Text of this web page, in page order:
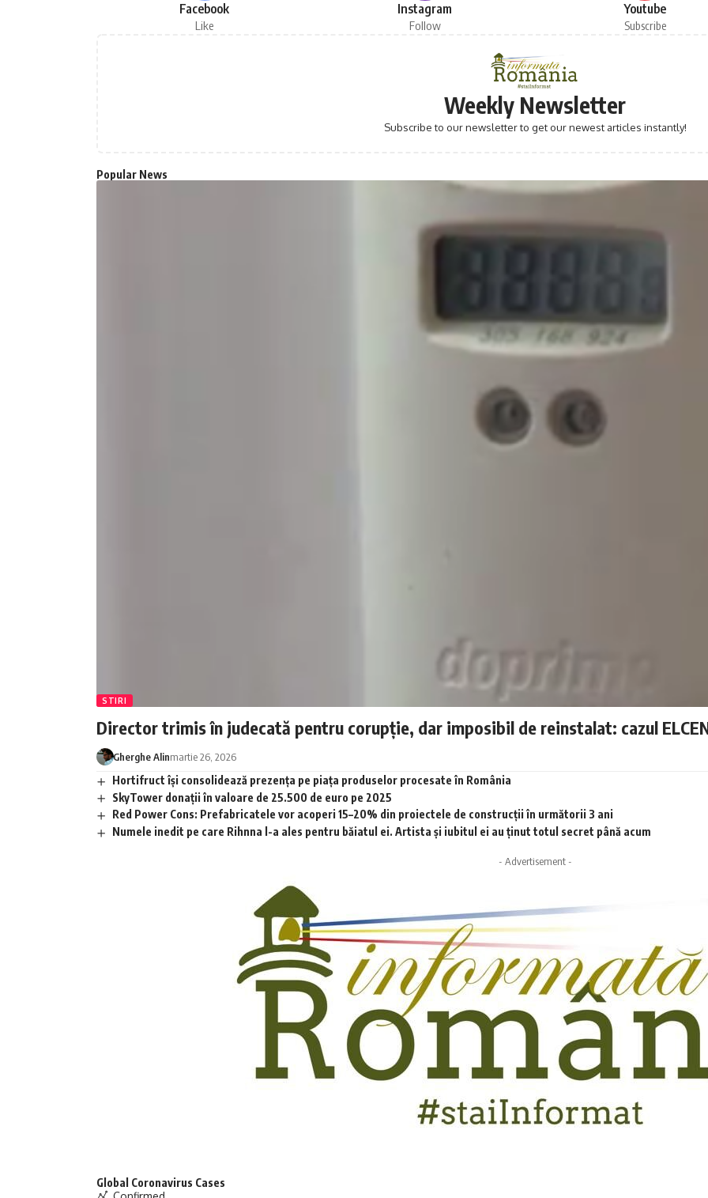
Facebook
Like
Instagram
Follow
Youtube
Subscribe
Weekly Newsletter
Subscribe to our newsletter to get our newest articles instantly!
Popular News
STIRI
Director trimis în judecată pentru corupție, dar imposibil de reinstalat: cazul
Gherghe Alinmartie 26, 2026
Hortifruct își consolidează prezența pe piața produselor procesate în România
SkyTower donații în valoare de 25.500 de euro pe 2025
Red Power Cons: Prefabricatele vor acoperi 15–20% din proiectele de construcții în următorii 3 ani
Numele inedit pe care Rihnna l-a ales pentru băiatul ei. Artista și iubitul ei au ținut totul secret până acum
- Advertisement -
Global Coronavirus Cases